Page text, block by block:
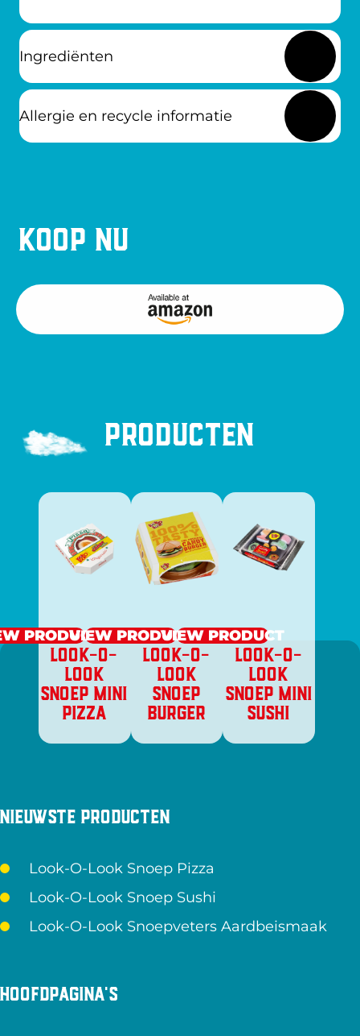
Ingrediënten
Allergie en recycle informatie
Koop nu
Producten
LOOK-O-
LOOK
SNOEP MINI
PIZZA
PRODUCT
LOOK-O-
LOOK
SNOEP
BURGER
VIEW PRODUCT
LOOK-O-
LOOK
SNOEP MINI
SUSHI
VIEW PRODUCT
Nieuwste producten
Look-O-Look Snoep Pizza
Look-O-Look Snoep Sushi
Look-O-Look Snoepveters Aardbeismaak
Hoofdpagina's